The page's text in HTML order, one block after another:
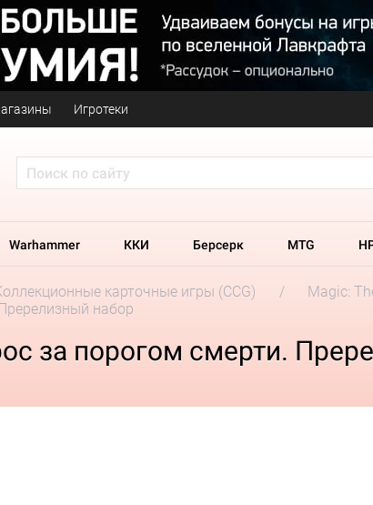
Игротеки
Warhammer ККИ Берсерк MTG
карточные игры (CCG) Magic:
набор
за порогом смерти.